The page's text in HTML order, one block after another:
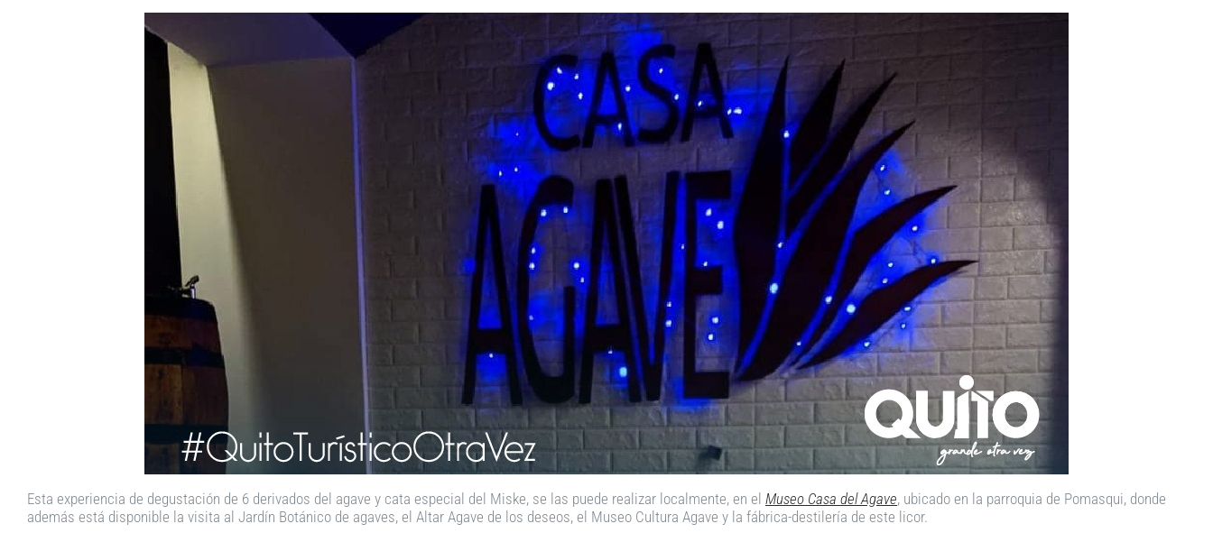
Esta experiencia de degustación de 6 derivados del agave y cata especial del Miske, se las puede realizar localmente, en el Museo Casa del Agave, ubicado en la parroquia de Pomasqui, donde
además está disponible la visita al Jardín Botánico de agaves, el Altar Agave de los deseos, el Museo Cultura Agave y la fábrica-destilería de este licor.